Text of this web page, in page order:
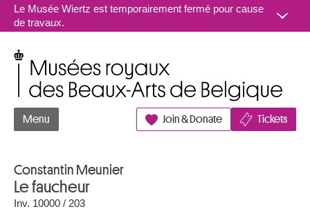
Aller au contenu
Le Musée Wiertz est temporairement fermé pour cause
de travaux.
Menu Join & Donate Tickets
Constantin Meunier
Le faucheur
Inv. 10000 / 203